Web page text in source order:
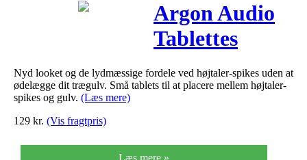
Argon Audio
Tablettes
Tilbehør
Nyd looket og de lydmæssige fordele ved højtaler-spikes uden at
ødelægge dit trægulv. Små tablets til at placere mellem højtaler-
spikes og gulv. (Læs mere)
129 kr. (Vis fragtpris)
Læs mere »